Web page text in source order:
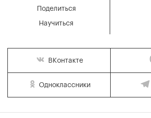
Поделиться
Научиться
ВКонтакте
Одноклассники